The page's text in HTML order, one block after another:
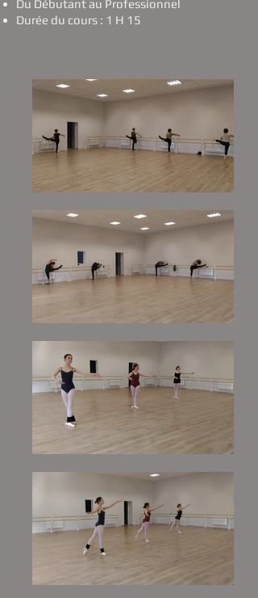
Du Débutant au Professionnel
Durée du cours : 1 H 15